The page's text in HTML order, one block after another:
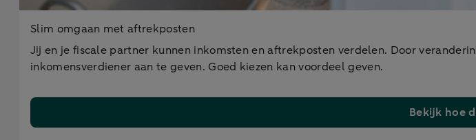
Slim omgaan met aftrekposten
Jij en je fiscale partner kunnen inkomsten en aftrekposten verdelen. Door
inkomensverdiener aan te geven. Goed kiezen kan voordeel geven.
Bekijk hoe